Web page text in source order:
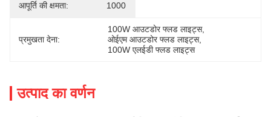
आपूर्ति की क्षमता: 1000
प्रमुखता देना:
100W आउटडोर फ्लड लाइट्स,
ओईएम आउटडोर फ्लड लाइट्स,
100W एलईडी फ्लड लाइट्स
उत्पाद का वर्णन